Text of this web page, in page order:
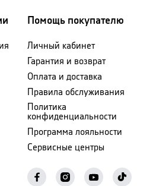
Помощь покупателю
Личный кабинет
Гарантия и возврат
Оплата и доставка
Правила обслуживания
Политика
конфиденциальности
Программа лояльности
Сервисные центры